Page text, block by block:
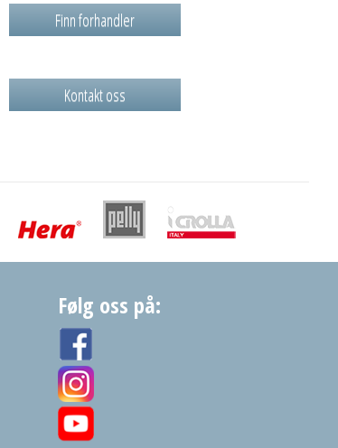
Finn forhandler
Kontakt oss
Følg oss på: